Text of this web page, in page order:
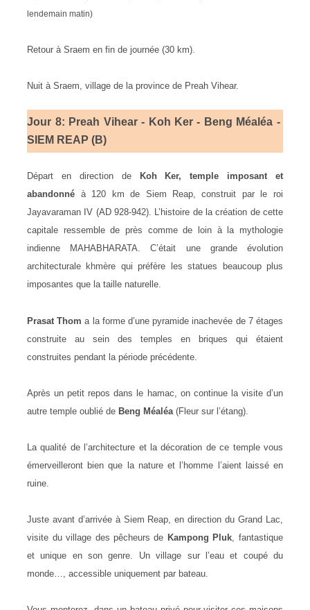
lendemain matin)
Retour à Sraem en fin de journée (30 km).
Nuit à Sraem, village de la province de Preah Vihear.
Jour 8: Preah Vihear - Koh Ker - Beng Méaléa -
SIEM REAP (B)
Départ en direction de
Koh Ker, temple imposant et
abandonné à 120 km de Siem Reap, construit par le roi
Jayavaraman IV (AD 928-942). L’histoire de la création de cette
capitale ressemble de près comme de loin à la mythologie
indienne MAHABHARATA. C’était une grande évolution
architecturale khmère qui préfère les statues beaucoup plus
imposantes que la taille naturelle.
Prasat Thom a la forme d’une pyramide inachevée de 7 étages
construite au sein des temples en briques qui étaient
construites pendant la période précédente.
Après un petit repos dans le hamac, on continue la visite d’un
autre temple oublié de Beng Méaléa (Fleur sur l’étang).
La qualité de l’architecture et la décoration de ce temple vous
émerveilleront bien que la nature et l’homme l’aient laissé en
ruine.
Juste avant d’arrivée à Siem Reap, en direction du Grand Lac,
visite du village des pêcheurs de Kampong Pluk , fantastique
et unique en son genre. Un village sur l’eau et coupé du
monde…, accessible uniquement par bateau.